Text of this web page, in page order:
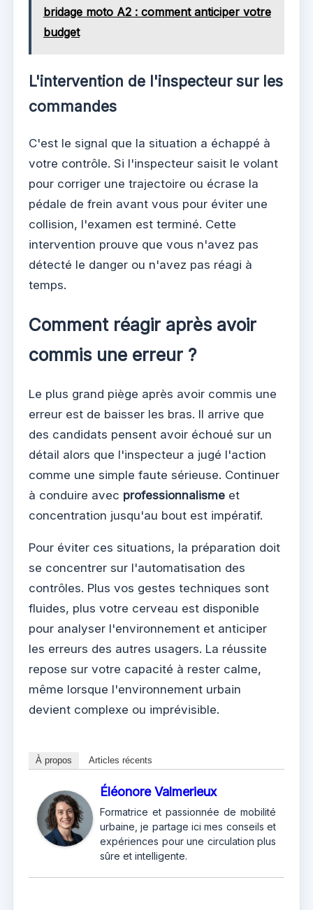
bridage moto A2 : comment anticiper votre
budget
L'intervention de l'inspecteur sur les
commandes
C'est le signal que la situation a échappé à
votre contrôle. Si l'inspecteur saisit le volant
pour corriger une trajectoire ou écrase la
pédale de frein avant vous pour éviter une
collision, l'examen est terminé. Cette
intervention prouve que vous n'avez pas
détecté le danger ou n'avez pas réagi à
temps.
Comment réagir après avoir
commis une erreur ?
Le plus grand piège après avoir commis une
erreur est de baisser les bras. Il arrive que
des candidats pensent avoir échoué sur un
détail alors que l'inspecteur a jugé l'action
comme une simple faute sérieuse. Continuer
à conduire avec professionnalisme et
concentration jusqu'au bout est impératif.
Pour éviter ces situations, la préparation doit
se concentrer sur l'automatisation des
contrôles. Plus vos gestes techniques sont
fluides, plus votre cerveau est disponible
pour analyser l'environnement et anticiper
les erreurs des autres usagers. La réussite
repose sur votre capacité à rester calme,
même lorsque l'environnement urbain
devient complexe ou imprévisible.
À propos Articles récents
Éléonore Valmerieux
Formatrice et passionnée de mobilité
urbaine, je partage ici mes conseils et
expériences pour une circulation plus
sûre et intelligente.